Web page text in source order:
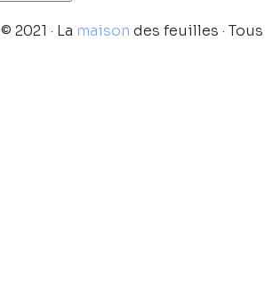
© 2021 · La maison des feuilles ·